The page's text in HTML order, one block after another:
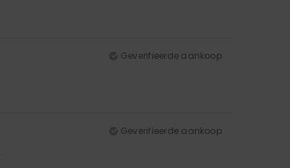
Geverifieerde aankoop
Geverifieerde aankoop